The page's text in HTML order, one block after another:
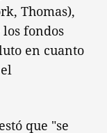
Thomas),
fondos
en cuanto
que "se